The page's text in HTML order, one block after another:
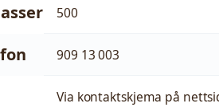
500
909 13 003
Via kontaktskjema på